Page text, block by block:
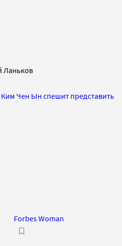
Ланьков
Чен Ын спешит представить
Forbes Woman